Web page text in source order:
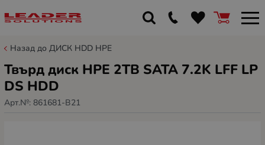
Назад до ДИСК HDD HPE
Твърд диск HPE 2TB SATA 7.2K LFF LP
DS HDD
Арт.№: 861681-B21